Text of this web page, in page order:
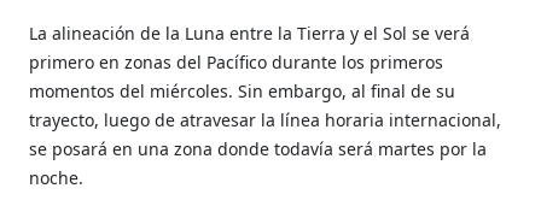
La alineación de la Luna entre la Tierra y el Sol se verá
primero en zonas del Pacífico durante los primeros
momentos del miércoles. Sin embargo, al final de su
trayecto, luego de atravesar la línea horaria internacional,
se posará en una zona donde todavía será martes por la
noche.